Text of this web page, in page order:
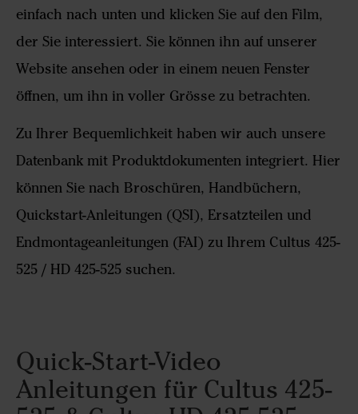
einfach nach unten und klicken Sie auf den Film,
der Sie interessiert. Sie können ihn auf unserer
Website ansehen oder in einem neuen Fenster
öffnen, um ihn in voller Grösse zu betrachten.
Zu Ihrer Bequemlichkeit haben wir auch unsere
Datenbank mit Produktdokumenten integriert. Hier
können Sie nach Broschüren, Handbüchern,
Quickstart-Anleitungen (QSI), Ersatzteilen und
Endmontageanleitungen (FAI) zu Ihrem Cultus 425-
525 / HD 425-525 suchen.
Quick-Start-Video
Anleitungen für Cultus 425-